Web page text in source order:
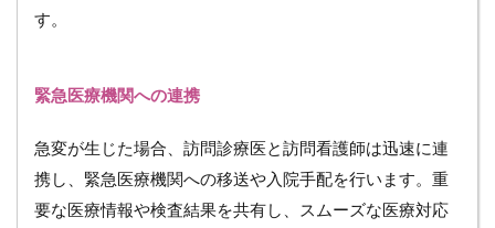
問
療
連
携
す。
緊急医療機関への連携
急変が生じた場合、訪問診療医と訪問看護師は迅速に連
携し、緊急医療機関への移送や入院手配を行います。重
要な医療情報や検査結果を共有し、スムーズな医療対応